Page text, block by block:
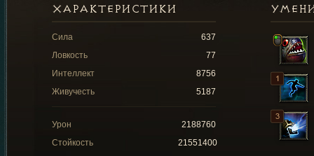
ХАРАКТЕРИСТИКИ
Сила
637
Ловкость
77
Интеллект
8756
Живучесть
5187
Урон
2188760
Стойкость
21551400